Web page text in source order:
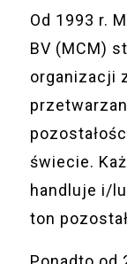
Od 1993 r.
BV (MCM)
organizacji
świecie.
handluje i/
ton